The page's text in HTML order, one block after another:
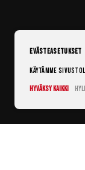
Evästeasetukset
Käytämme
Hyväksy kaikki